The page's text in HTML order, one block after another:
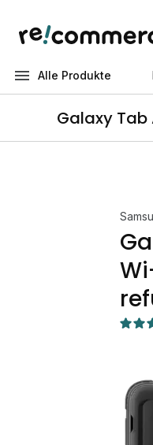
Alle Produkte
Galaxy Tab